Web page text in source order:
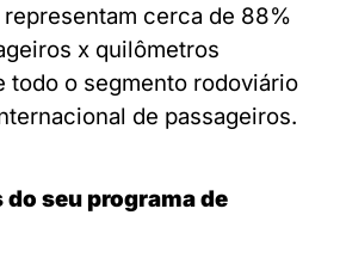
representam cerca de 88%
x quilômetros
todo o segmento rodoviário
de passageiros.
seu programa de